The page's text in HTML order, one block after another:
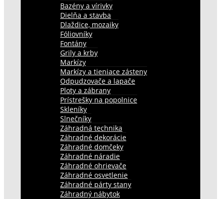
Bazény a vírivky
Dielňa a stavba
Dlaždice, mozaiky
Fóliovníky
Fontány
Grily a krby
Markízy
Markízy a tieniace zásteny
Odpudzovače a lapače
Ploty a zábrany
Prístrešky na popolnice
Skleníky
Slnečníky
Záhradná technika
Záhradné dekorácie
Záhradné domčeky
Záhradné náradie
Záhradné ohrievače
Záhradné osvetlenie
Záhradné párty stany
Záhradný nábytok